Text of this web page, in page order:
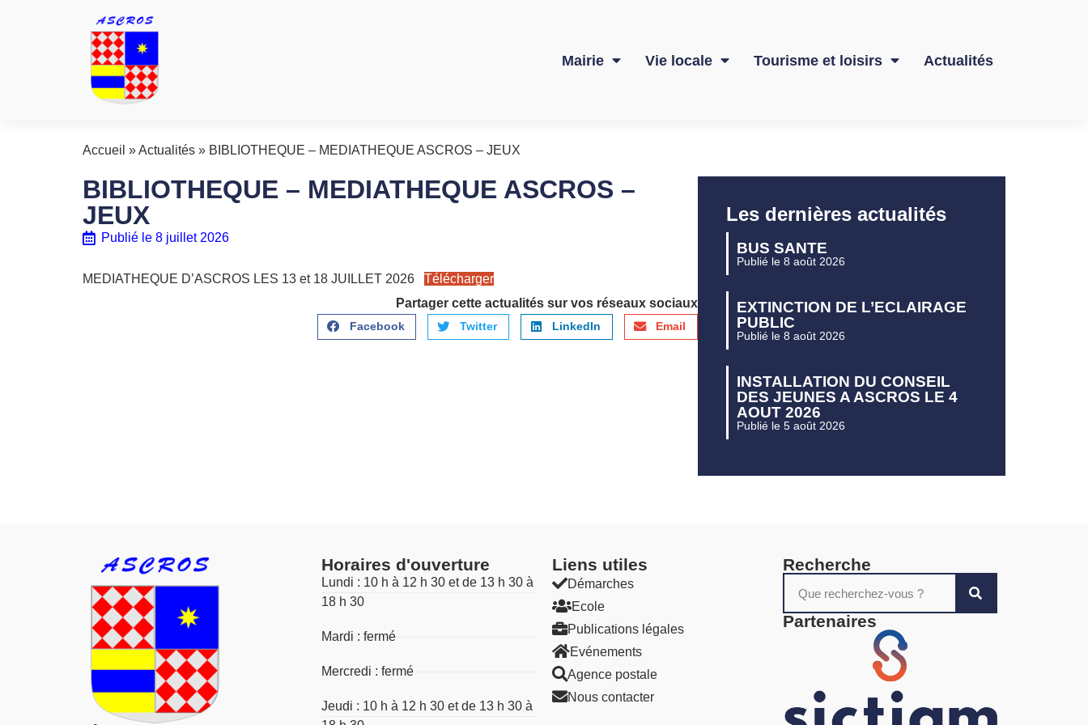
Mairie Vie locale Tourisme et loisirs Actualités
Accueil »Actualités » BIBLIOTHEQUE – MEDIATHEQUE ASCROS – JEUX
BIBLIOTHEQUE – MEDIATHEQUE ASCROS –
JEUX
Publié le 8 juillet 2026
MEDIATHEQUE D’ASCROS LES 13 et 18 JUILLET 2026
Télécharger
Partager cette actualités sur vos réseaux sociaux
Facebook Twitter LinkedIn Email
Les dernières actualités
BUS SANTE
Publié le 8 août 2026
EXTINCTION DE L’ECLAIRAGE
PUBLIC
Publié le 8 août 2026
INSTALLATION DU CONSEIL
DES JEUNES A ASCROS LE 4
AOUT 2026
Publié le 5 août 2026
Horaires d'ouverture
Lundi : 10 h à 12 h 30 et de 13 h 30 à
18 h 30
Mardi : fermé
Mercredi : fermé
Jeudi : 10 h à 12 h 30 et de 13 h 30 à
Liens utiles​
Démarches
Ecole
Publications légales
Evénements
Agence postale
Nous contacter
Recherche
Partenaires